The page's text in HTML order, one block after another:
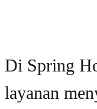
Di Spring
layanan